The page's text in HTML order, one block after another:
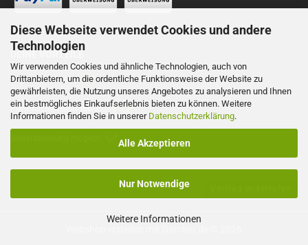
Diese Webseite verwendet Cookies und andere
Technologien
Wir verwenden Cookies und ähnliche Technologien, auch von
Drittanbietern, um die ordentliche Funktionsweise der Website zu
gewährleisten, die Nutzung unseres Angebotes zu analysieren und Ihnen
ein bestmögliches Einkaufserlebnis bieten zu können. Weitere
Informationen finden Sie in unserer Datenschutzerklärung.
Alle Akzeptieren
Nur Notwendige
Weitere Informationen
DEINE VORTEILE
Schnelle Lieferung
Persönliche Telefonberatung